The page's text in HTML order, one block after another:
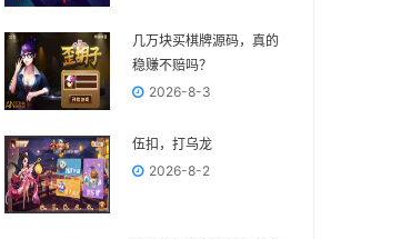
几万块买棋牌源码，真的
稳赚不赔吗？
2026-8-3
伍扣，打乌龙
2026-8-2